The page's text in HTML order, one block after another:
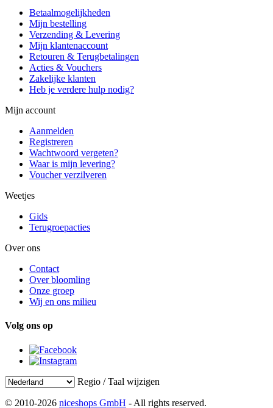
Betaalmogelijkheden
Mijn bestelling
Verzending & Levering
Mijn klantenaccount
Retouren & Terugbetalingen
Acties & Vouchers
Zakelijke klanten
Heb je verdere hulp nodig?
Mijn account
Aanmelden
Registreren
Wachtwoord vergeten?
Waar is mijn levering?
Voucher verzilveren
Weetjes
Gids
Terugroepacties
Over ons
Contact
Over bloomling
Onze groep
Wij en ons milieu
Volg ons op
Regio / Taal wijzigen
© 2010-2026 niceshops GmbH - All rights reserved.